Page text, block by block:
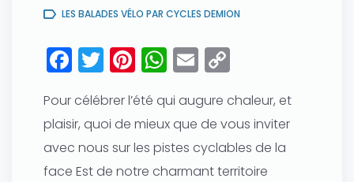
LES BALADES VÉLO PAR CYCLES DEMION
Facebook
Twitter
Pinterest
WhatsApp
Email
Pour célébrer l’été qui augure chaleur, et
plaisir, quoi de mieux que de vous inviter
avec nous sur les pistes cyclables de la
face Est de notre charmant territoire